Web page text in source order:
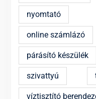
nyomtató
online számlázó
párásító készülék
szivattyú
víztisztító